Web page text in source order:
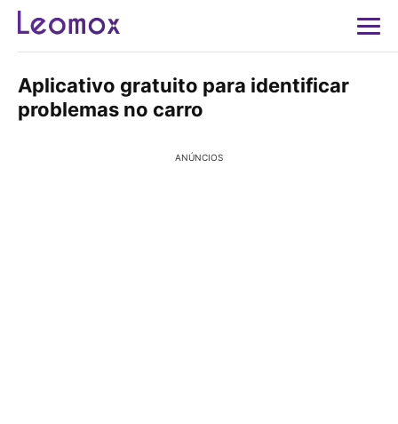
Aplicativo gratuito para identificar
problemas no carro
ANÚNCIOS